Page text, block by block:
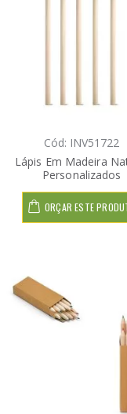
Cód: INV51722
Lápis Em Madeira
Personalizados
ORÇAR ESTE